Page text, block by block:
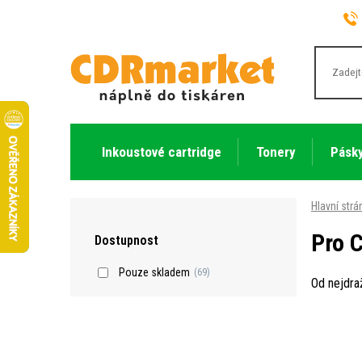
Inkoustové cartridge Tonery
Dostupnost
Pouze skladem (69)
Hlavní
Pro
Od